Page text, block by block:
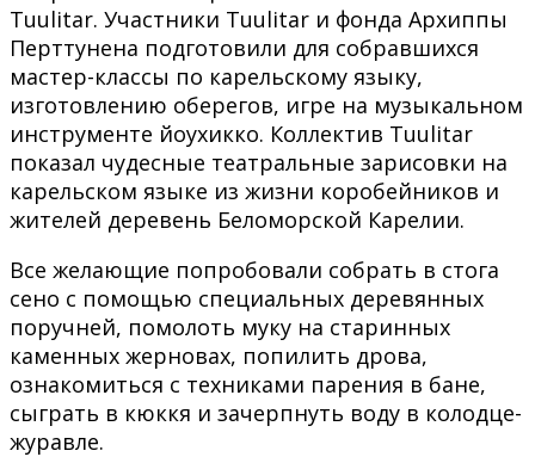
Tuulitar. Участники Tuulitar и фонда Архиппы
Перттунена подготовили для собравшихся
мастер-классы по карельскому языку,
изготовлению оберегов, игре на музыкальном
инструменте йоухикко. Коллектив Tuulitar
показал чудесные театральные зарисовки на
карельском языке из жизни коробейников и
жителей деревень Беломорской Карелии.
Все желающие попробовали собрать в стога
сено с помощью специальных деревянных
поручней, помолоть муку на старинных
каменных жерновах, попилить дрова,
ознакомиться с техниками парения в бане,
сыграть в кюккя и зачерпнуть воду в колодце-
журавле.